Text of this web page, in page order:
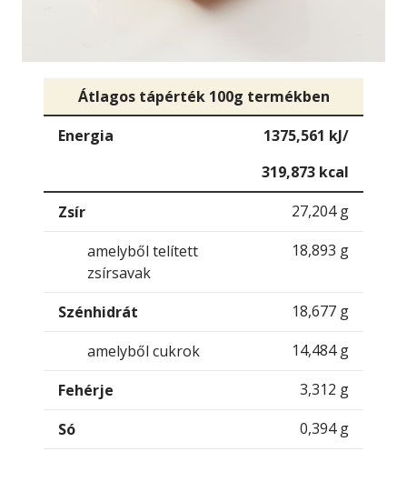
Átlagos tápérték 100g termékben
Energia
1375,561 kJ/
319,873 kcal
Zsír
27,204 g
amelyből telített
zsírsavak
18,893 g
Szénhidrát
18,677 g
amelyből cukrok
14,484 g
Fehérje
3,312 g
Só
0,394 g